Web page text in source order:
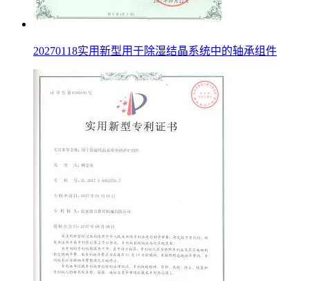
20270118实用新型用于除湿结晶系统中的轴承组件